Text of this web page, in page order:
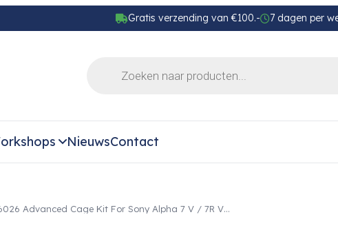
Gratis verzending van €100.- 7 dagen per
NieuwsContact
Advanced Cage Kit For Sony Alpha 7 V / 7R V…